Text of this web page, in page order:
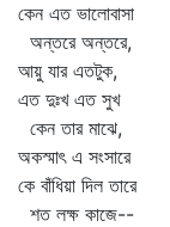
কেন এত ভালোবাসা
অন্তরে অন্তরে,
আয়ু যার এতটুক,
এত দুঃখ এত সুখ
কেন তার মাঝে,
অকস্মাৎ এ সংসারে
কে বাঁধিয়া দিল তারে
শত লক্ষ কাজে--